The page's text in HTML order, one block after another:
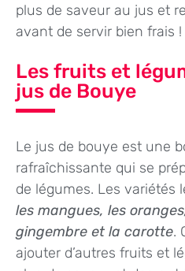
plus de saveur au jus et
avant de servir bien frais !
Les fruits et
jus de Bouye
Le jus de bouye est une
rafraîchissante qui se
de légumes. Les variétés
les mangues, les
gingembre et la carotte.
ajouter d’autres fruits et